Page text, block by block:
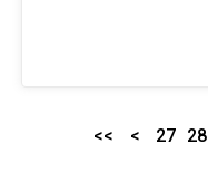
<< < 27 28